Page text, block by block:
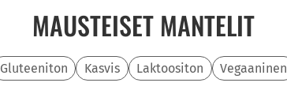
MAUSTEISET MANTELIT
Gluteeniton Kasvis Laktoositon Vegaaninen